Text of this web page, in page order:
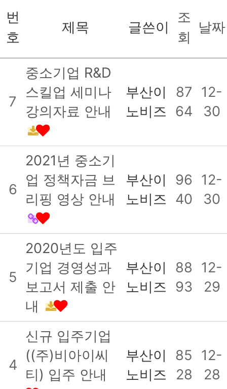
번
호
제목 글쓴이
조
회
날짜
7
중소기업 R&D
스킬업 세미나
강의자료 안내
부산이
노비즈
87
64
12-
30
6
2021년 중소기
업 정책자금 브
리핑 영상 안내
부산이
노비즈
96
40
12-
30
5
2020년도 입주
기업 경영성과
보고서 제출 안
내
부산이
노비즈
88
93
12-
29
4
신규 입주기업
((주)비아이씨
티) 입주 안내
부산이
노비즈
85
28
12-
28